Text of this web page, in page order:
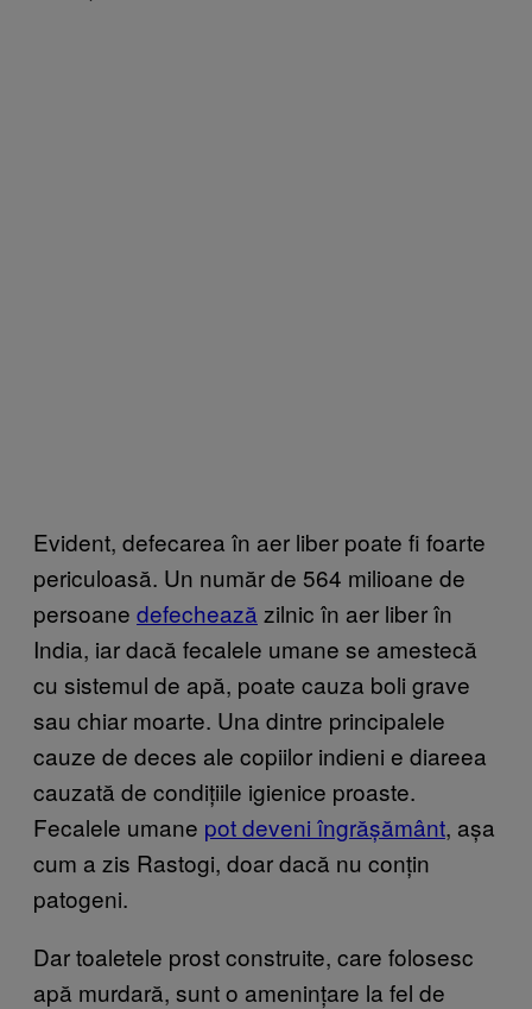
Evident, defecarea în aer liber poate fi foarte
periculoasă. Un număr de 564 milioane de
persoane defechează zilnic în aer liber în
India, iar dacă fecalele umane se amestecă
cu sistemul de apă, poate cauza boli grave
sau chiar moarte. Una dintre principalele
cauze de deces ale copiilor indieni e diareea
cauzată de condițiile igienice proaste.
Fecalele umane pot deveni îngrășământ, așa
cum a zis Rastogi, doar dacă nu conțin
patogeni.
Dar toaletele prost construite, care folosesc
apă murdară, sunt o amenințare la fel de